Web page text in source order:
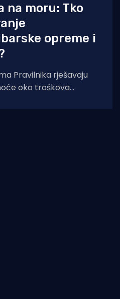
na moru: Tko
opreme i
Pravilnika rješavaju
oko troškova